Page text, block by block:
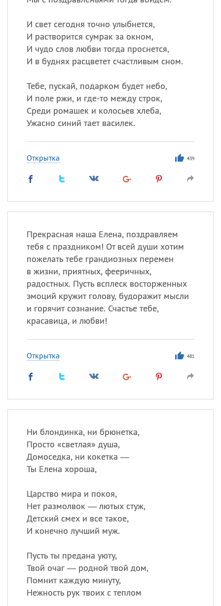
И свет сегодня точно улыбнется,
И растворится сумрак за окном,
И чудо слов любви тогда проснется,
И в буднях расцветет счастливым сном.
Тебе, пускай, подарком будет небо,
И поле ржи, и где-то между строк,
Среди ромашек и колосьев хлеба,
Ужасно синий тает василек.
Открытка 439
Прекрасная наша Елена, поздравляем
тебя с праздником! От всей души хотим
пожелать тебе грандиозных перемен
в жизни, приятных, фееричных,
радостных. Пусть всплеск восторженных
эмоций кружит голову, будоражит мысли
и горячит сознание. Счастье тебе,
красавица, и любви!
Открытка 481
Ни блондинка, ни брюнетка,
Просто «светлая» душа,
Домоседка, ни кокетка —
Ты Елена хороша,
Царство мира и покоя,
Нет размолвок — лютых стуж,
Детский смех и все такое,
И конечно лучший муж.
Пусть ты предана уюту,
Твой очаг — родной твой дом,
Помнит каждую минуту,
Нежность рук твоих с теплом